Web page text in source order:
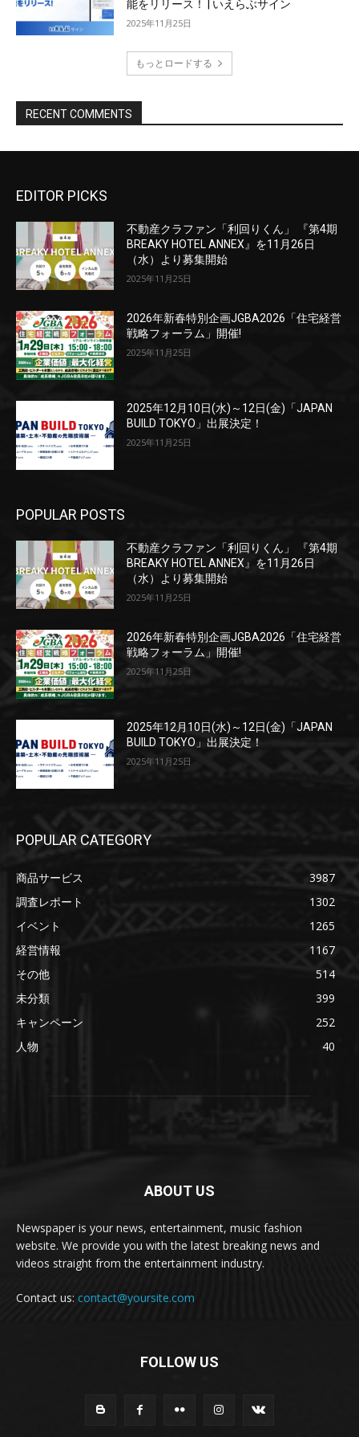
EDITOR PICKS
不動産クラファン「利回りくん」 『第4期
BREAKY HOTEL ANNEX』を11月26日
（水）より募集開始
2025年11月25日
2026年新春特別企画JGBA2026「住宅経営
戦略フォーラム」開催!
2025年11月25日
2025年12月10日(水)～12日(金)「JAPAN
BUILD TOKYO」出展決定！
2025年11月25日
POPULAR POSTS
不動産クラファン「利回りくん」 『第4期
BREAKY HOTEL ANNEX』を11月26日
（水）より募集開始
2025年11月25日
2026年新春特別企画JGBA2026「住宅経営
戦略フォーラム」開催!
2025年11月25日
2025年12月10日(水)～12日(金)「JAPAN
BUILD TOKYO」出展決定！
2025年11月25日
POPULAR CATEGORY
商品サービス
3987
調査レポート
1302
イベント
1265
経営情報
1167
その他
514
未分類
399
キャンペーン
252
人物
40
ABOUT US
Newspaper is your news, entertainment, music fashion
website. We provide you with the latest breaking news and
videos straight from the entertainment industry.
Contact us: contact@yoursite.com
FOLLOW US